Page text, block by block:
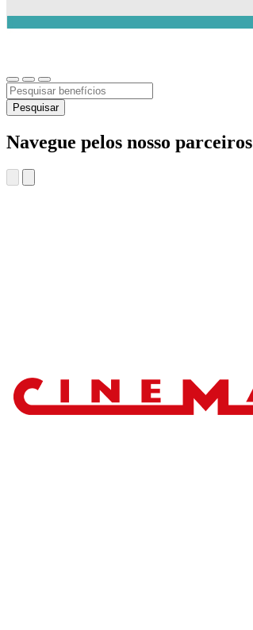
Pesquisar
Navegue pelos nosso parceiros